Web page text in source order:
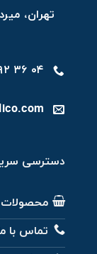
تهران،
۰۴ ۳۶ ۲۲۹۲ ۲۱ ۹۸+
دسترسی
محصولات
تماس با